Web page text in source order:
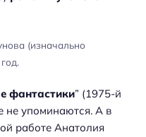
(изначально
фантастики” (1975-й
упоминаются. А в
работе Анатолия